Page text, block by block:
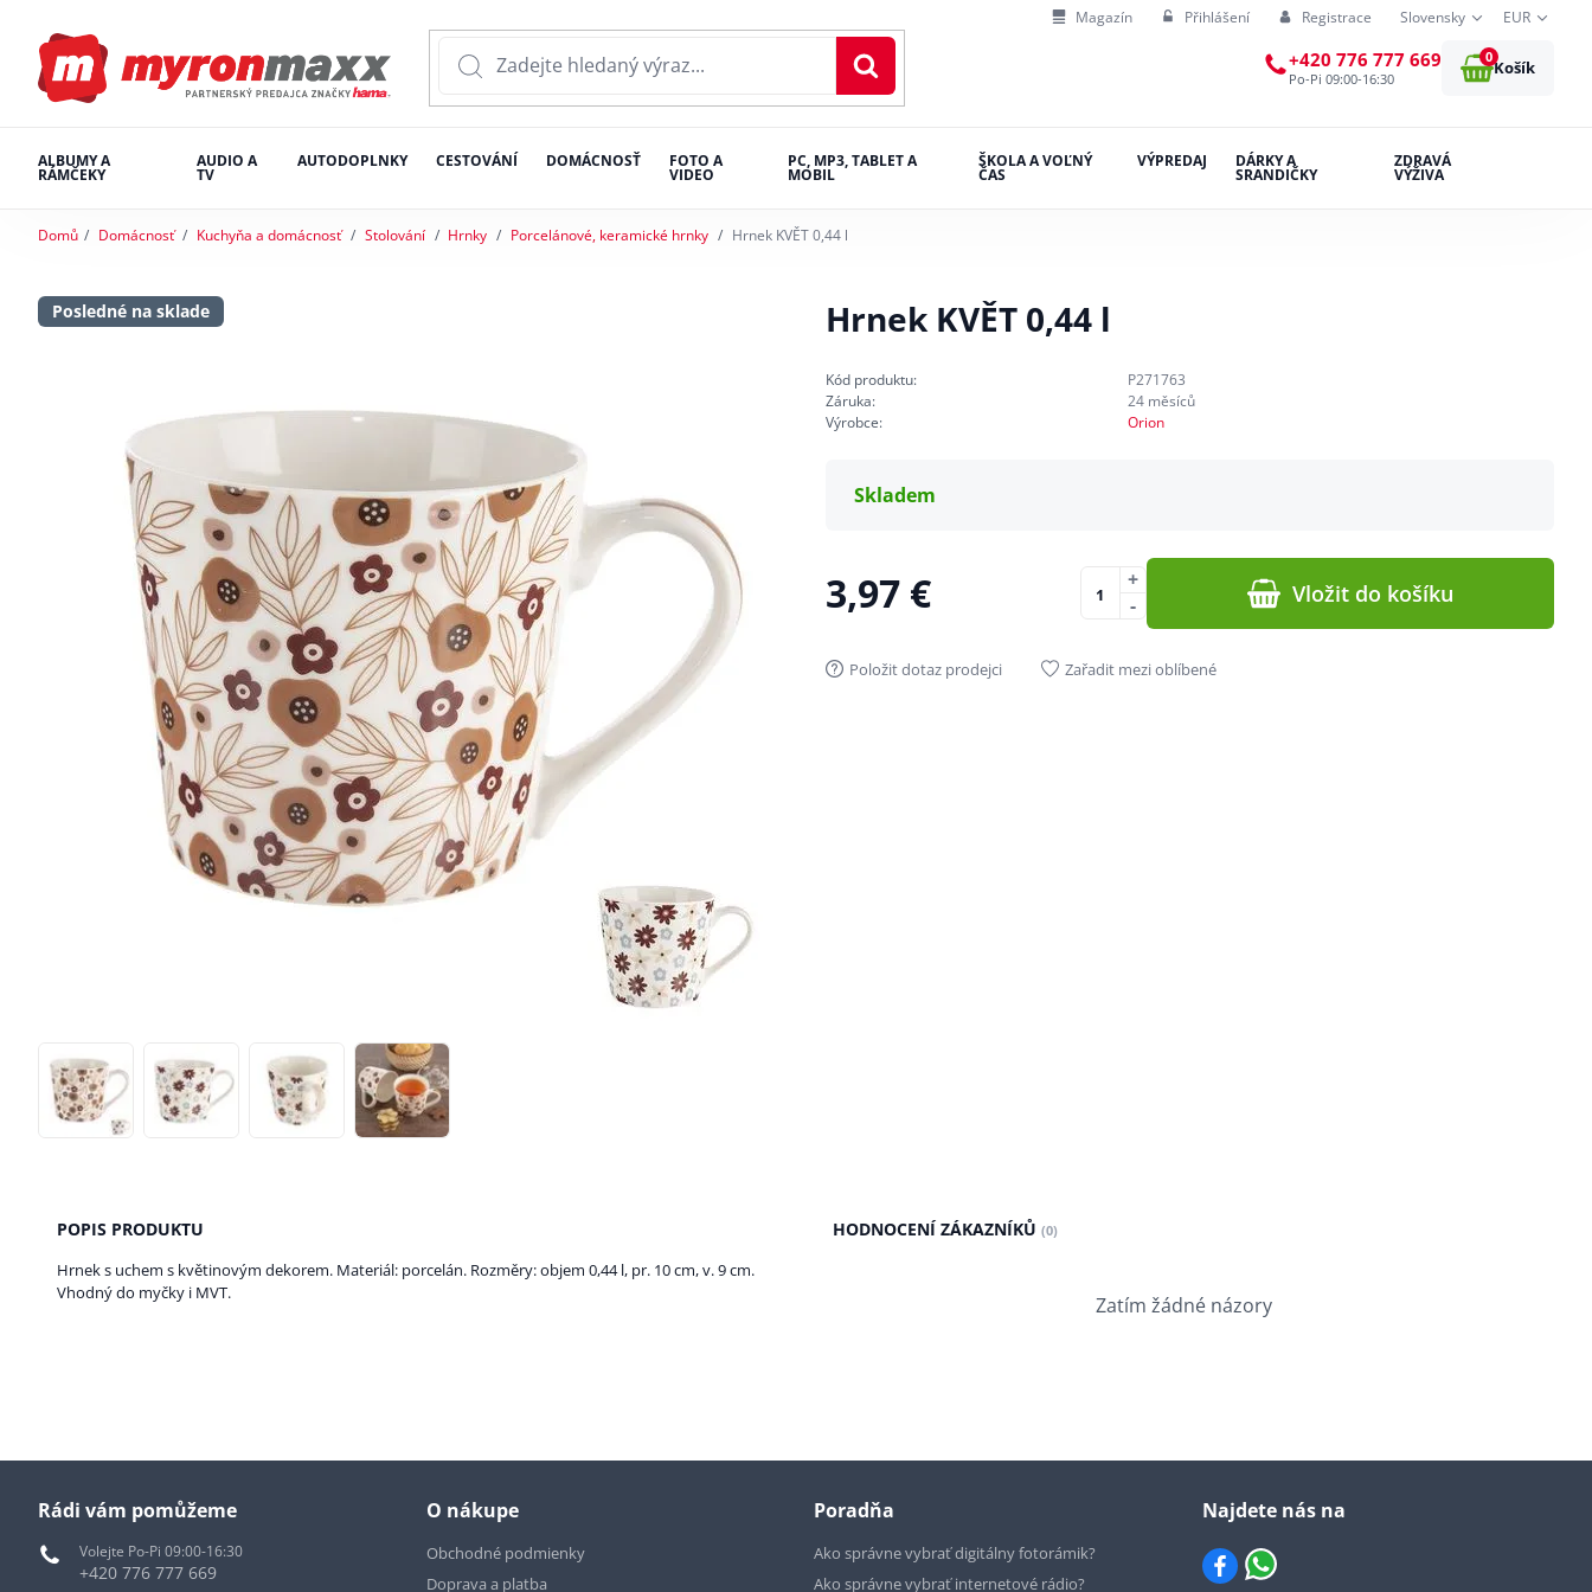
Magazín Přihlášení Registrace Slovensky EUR
+420 776 777 669
Po-Pi 09:00-16:30
0
Košík
ALBUMY A
RÁMČEKY
AUDIO A
TV
AUTODOPLNKY CESTOVÁNÍ DOMÁCNOSŤ FOTO A
VIDEO
PC, MP3, TABLET A
MOBIL
ŠKOLA A VOĽNÝ
ČAS
VÝPREDAJ DÁRKY A
SRANDIČKY
ZDRAVÁ
VÝŽIVA
Domů Domácnosť Kuchyňa a domácnosť Stolování Hrnky Porcelánové, keramické hrnky Hrnek KVĚT 0,44 l
Posledné na sklade Hrnek KVĚT 0,44 l
Kód produktu:
P271763
Záruka:
24 měsíců
Výrobce:
Orion
Skladem
3,97 € -
+ Vložit do košíku
Položit dotaz prodejci Zařadit mezi oblíbené
POPIS PRODUKTU
Hrnek s uchem s květinovým dekorem. Materiál: porcelán. Rozměry: objem 0,44 l, pr. 10 cm, v. 9 cm.
Vhodný do myčky i MVT.
HODNOCENÍ ZÁKAZNÍKŮ (0)
Zatím žádné názory
Rádi vám pomůžeme
Volejte Po-Pi 09:00-16:30
+420 776 777 669
O nákupe
Obchodné podmienky
Doprava a platba
Poradňa
Ako správne vybrať digitálny fotorámik?
Ako správne vybrať internetové rádio?
Najdete nás na